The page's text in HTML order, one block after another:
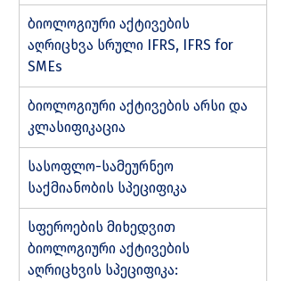
ბიოლოგიური აქტივების
აღრიცხვა სრული IFRS, IFRS for
SMEs
ბიოლოგიური აქტივების არსი და
კლასიფიკაცია
სასოფლო-სამეურნეო
საქმიანობის სპეციფიკა
სფეროების მიხედვით
ბიოლოგიური აქტივების
აღრიცხვის სპეციფიკა: